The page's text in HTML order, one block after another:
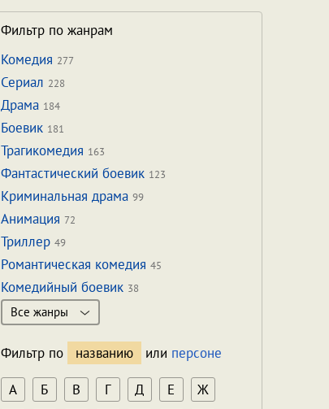
Фильтр по жанрам
Комедия 277
Сериал 228
Драма 184
Боевик 181
Трагикомедия 163
Фантастический боевик 123
Криминальная драма 99
Анимация 72
Триллер 49
Романтическая комедия 45
Комедийный боевик 38
Все жанры
Фильтр по названию или персоне
А Б В Г Д Е
Ж